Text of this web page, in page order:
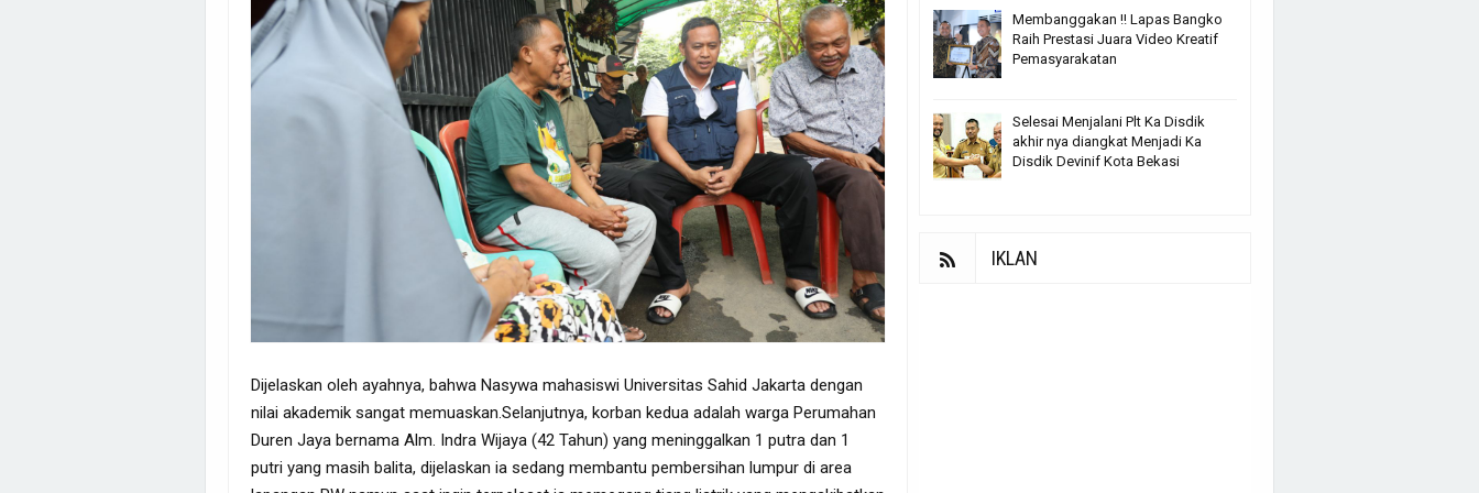
Dijelaskan oleh ayahnya, bahwa Nasywa mahasiswi Universitas Sahid Jakarta dengan
nilai akademik sangat memuaskan.Selanjutnya, korban kedua adalah warga Perumahan
Duren Jaya bernama Alm. Indra Wijaya (42 Tahun) yang meninggalkan 1 putra dan 1
putri yang masih balita, dijelaskan ia sedang membantu pembersihan lumpur di area
Membanggakan !! Lapas Bangko
Raih Prestasi Juara Video Kreatif
Pemasyarakatan
Selesai Menjalani Plt Ka Disdik
akhir nya diangkat Menjadi Ka
Disdik Devinif Kota Bekasi
IKLAN